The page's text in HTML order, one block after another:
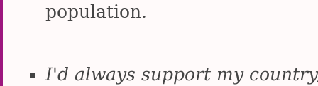
population.
I'd always support my